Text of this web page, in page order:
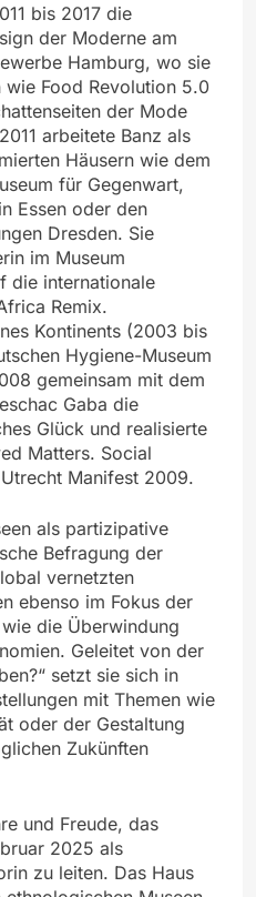
bis 2017 die
der Moderne am
Hamburg, wo sie
Food Revolution 5.0
der Mode
arbeitete Banz als
Häusern wie dem
für Gegenwart,
Essen oder den
Dresden. Sie
im Museum
die internationale
Remix.
Kontinents (2003 bis
Hygiene-Museum
gemeinsam mit dem
Gaba die
Glück und realisierte
Matters. Social
Manifest 2009.
als partizipative
Befragung der
vernetzten
ebenso im Fokus der
die Überwindung
Geleitet von der
setzt sie sich in
mit Themen wie
oder der Gestaltung
Zukünften
und Freude, das
2025 als
zu leiten. Das Haus